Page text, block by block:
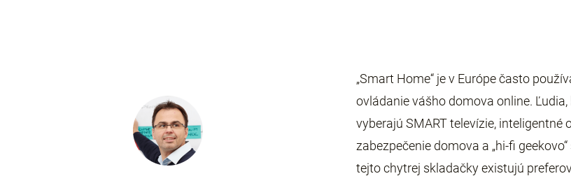
„Smart Home“ je v Európe často
ovládanie vášho domova online.
vyberajú SMART televízie,
zabezpečenie domova a „hi-fi
tejto chytrej skladačky existujú